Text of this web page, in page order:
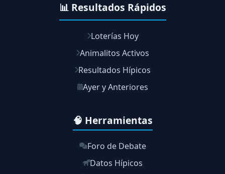
📊 Resultados Rápidos
Loterías Hoy
Animalitos Activos
Resultados Hípicos
Ayer y Anteriores
🧠 Herramientas
Foro de Debate
Datos Hípicos